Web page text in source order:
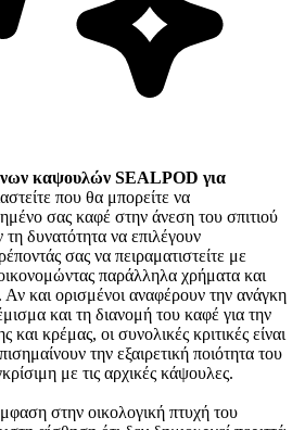
καψουλών SEALPOD για
που θα μπορείτε να
σας καφέ στην άνεση του σπιτιού
δυνατότητα να επιλέγουν
σας να πειραματιστείτε με
παράλληλα χρήματα και
και ορισμένοι αναφέρουν την ανάγκη
και τη διανομή του καφέ για την
και κρέμας, οι συνολικές κριτικές είναι
την εξαιρετική ποιότητα του
με τις αρχικές κάψουλες.
στην οικολογική πτυχή του